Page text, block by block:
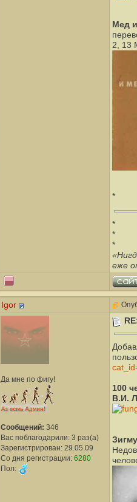
Мед
2, 13
*
*
*
*
еже
Igor
Да мне по фигу!
Сообщений: 346
Вас поблагодарили: 3 раз(а)
Зарегистрирован: 29.05.09
Со дня регистрации: 6280
Пол:
100
В.И.